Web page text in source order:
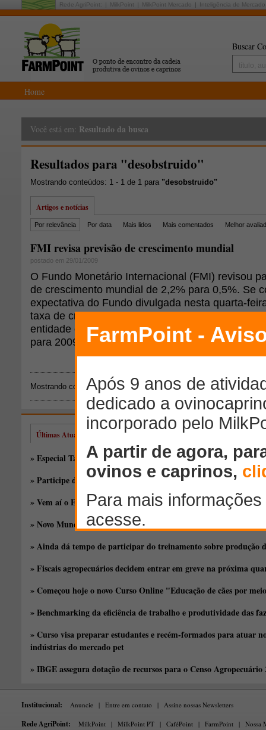
Rede AgriPoint: MilkPoint MilkPoint Mercado Inteligência de Mercado
Buscar
Home
Você está em: Resultado da busca
Resultados para "desobstruido"
Mostrando conteúdos: 1 - 1 de 1 para "desobstruido"
Artigos e notícias
Por relevância Por data Mais lidos Mais comentados Melhor
FMI revisa previsão de crescimento mundial
postado em 29/01/2009
O Fundo Monetário Internacional (FMI) revisou
de crescimento mundial de 2,2% para 0,5%. Se
expectativa do Fundo divulgada nesta quarta-
taxa de crescimento desde a Segunda Guerra
entidade corrigiu ainda o valor projetado para o
para 2009, de 1,8% em vez dos 3% anunciados
Mostrando conteúdos: 1 - 1 de 1 para "desobstruido"
Últimas Atualizações
» Especial Taça de Silagem: novos híbridos, antigas discussões
» Participe do EducaPoint Day, o melhor evento online gratuito!
» Vem aí o EducaPoint!
» Novo Mundo Rural, por Xico Graziano
» Ainda dá tempo de participar do treinamento sobre produção
» Fiscais agropecuários decidem entrar em greve na próxima
» Começou hoje o novo Curso Online "Educação de cães por
» Benchmarking da eficiência de trabalho e produtividade das
» Curso visa preparar estudantes e recém-formados para atuar
indústrias do mercado pet
» IBGE assegura dotação de recursos para o Censo Agropecuário
Institucional: Anuncie | Entre em contato | Assine nossas Newsletters
Rede AgriPoint: MilkPoint | MilkPoint PT | CaféPoint | FarmPoint | Nossa